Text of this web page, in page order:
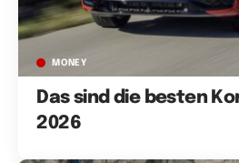
MONEY
Das sind die besten
2026